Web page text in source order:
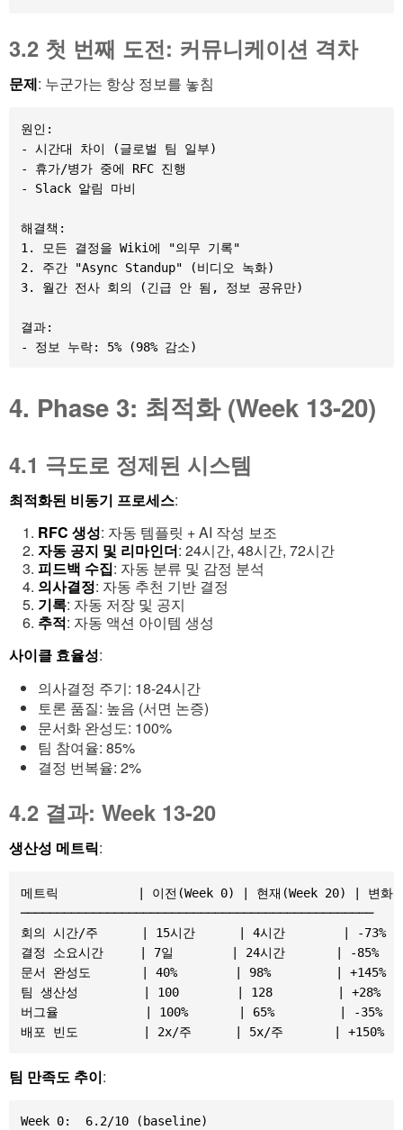
3.2 첫 번째 도전: 커뮤니케이션 격차
문제: 누군가는 항상 정보를 놓침
원인:
- 시간대 차이 (글로벌 팀 일부)
- 휴가/병가 중에 RFC 진행
- Slack 알림 마비
해결책:
1. 모든 결정을 Wiki에 "의무 기록"
2. 주간 "Async Standup" (비디오 녹화)
3. 월간 전사 회의 (긴급 안 됨, 정보 공유만)
결과:
4. Phase 3: 최적화 (Week 13-20)
4.1 극도로 정제된 시스템
최적화된 비동기 프로세스:
RFC 생성: 자동 템플릿 + AI 작성 보조
자동 공지 및 리마인더: 24시간, 48시간, 72시간
피드백 수집: 자동 분류 및 감정 분석
의사결정: 자동 추천 기반 결정
기록: 자동 저장 및 공지
추적: 자동 액션 아이템 생성
사이클 효율성:
의사결정 주기: 18-24시간
토론 품질: 높음 (서면 논증)
문서화 완성도: 100%
팀 참여율: 85%
결정 번복율: 2%
4.2 결과: Week 13-20
생산성 메트릭:
메트릭           | 이전(Week 0) | 현재(Week 20) | 변화
─────────────────────────────────────────────────
회의 시간/주      | 15시간      | 4시간        | -73%
결정 소요시간     | 7일        | 24시간       | -85%
문서 완성도       | 40%        | 98%         | +145%
팀 생산성         | 100        | 128         | +28%
버그율            | 100%       | 65%         | -35%
배포 빈도         | 2x/주      | 5x/주       | +150%
팀 만족도 추이:
Week 0:  6.2/10 (baseline)